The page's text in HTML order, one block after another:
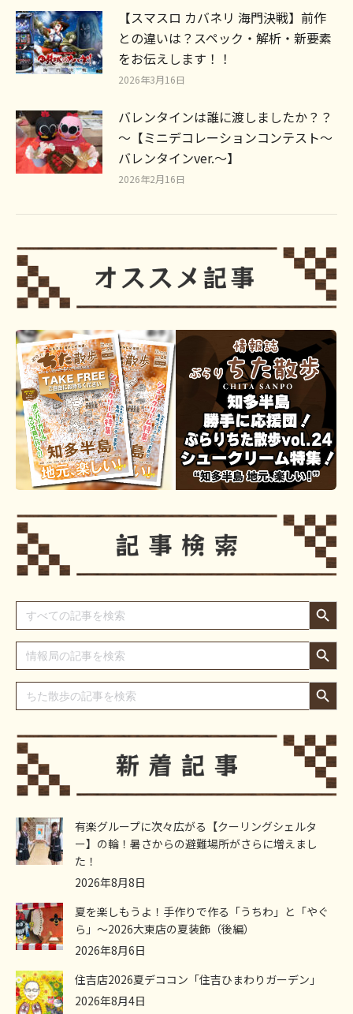
【スマスロ カバネリ 海門決戦】前作
との違いは？スペック・解析・新要素
をお伝えします！！
2026年3月16日
バレンタインは誰に渡しましたか？？
～【ミニデコレーションコンテスト～
バレンタインver.～】
2026年2月16日
Search
for:
Search Button
Search
for:
Search Button
Search
for:
Search Button
有楽グループに次々広がる【クーリングシェルタ
ー】の輪！暑さからの避難場所がさらに増えまし
た！
2026年8月8日
夏を楽しもうよ！手作りで作る「うちわ」と「やぐ
ら」～2026大東店の夏装飾（後編）
2026年8月6日
住吉店2026夏デココン「住吉ひまわりガーデン」
2026年8月4日